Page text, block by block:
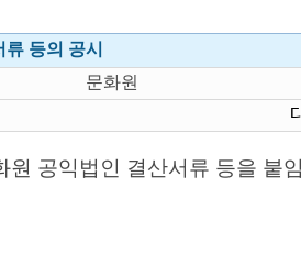
등의 공시
문화원
원 공익법인 결산서류 등을 붙